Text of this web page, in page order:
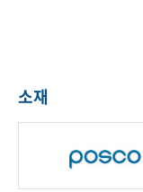
소재